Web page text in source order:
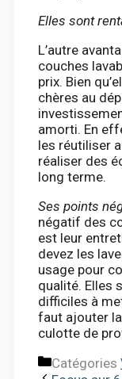
Elles sont
L’autre
couches
prix. Bien
chères au
amorti. En
les réutiliser
réaliser des
long terme.
Ses points
négatif des
est leur
devez les
usage pour
qualité. Elles
difficiles à
faut ajouter
culotte de
Catégories